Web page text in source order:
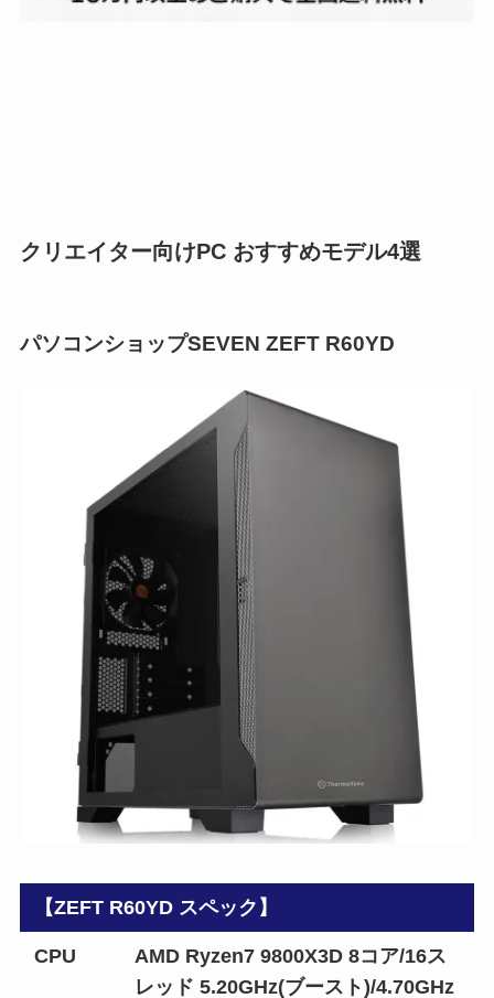
クリエイター向けPC おすすめモデル4選
パソコンショップSEVEN ZEFT R60YD
【ZEFT R60YD スペック】
CPU
AMD Ryzen7 9800X3D 8コア/16ス
レッド 5.20GHz(ブースト)/4.70GHz